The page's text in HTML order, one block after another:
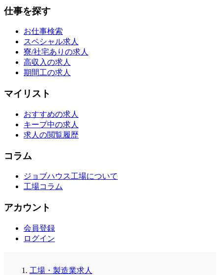
仕事を探す
お仕事検索
スペシャル求人
寮/社宅ありの求人
高収入の求人
期間工の求人
マイリスト
おすすめの求人
キープ中の求人
求人の閲覧履歴
コラム
ジョブハウス工場について
工場コラム
アカウント
会員登録
ログイン
工場・製造業求人